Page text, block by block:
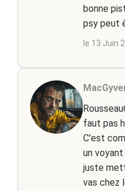
bonne
psy peut
le 13 Juin
faut pas
C'est
un
juste
vas chez